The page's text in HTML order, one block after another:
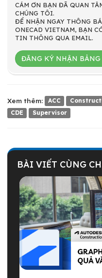
CÁM ƠN BẠN ĐÃ QUAN
CHÚNG TÔI.
ĐỂ NHẬN NGAY THÔNG
ONECAD VIETNAM, BẠN
TIN THÔNG QUA EMAIL.
ĐĂNG KÝ NHẬN
Xem thêm: ACC
CDE
Supervisor
BÀI VIẾT CÙNG